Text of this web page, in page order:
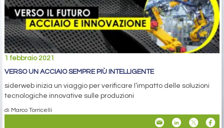
1 febbraio 2021
VERSO UN ACCIAIO SEMPRE PIÙ INTELLIGENTE
siderweb inizia un viaggio per verificare l’impatto delle soluzioni
tecnologiche innovative sulle produzioni
di Marco Torricelli